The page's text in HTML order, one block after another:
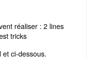
réaliser : 2 lines
tricks
et ci-dessous.